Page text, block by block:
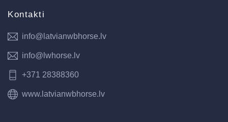
Kontakti
info@latvianwbhorse.lv
info@lwhorse.lv
+371 28388360
www.latvianwbhorse.lv